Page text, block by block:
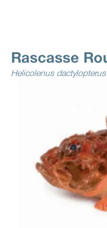
Rascasse
Helicolenus dactylopterus